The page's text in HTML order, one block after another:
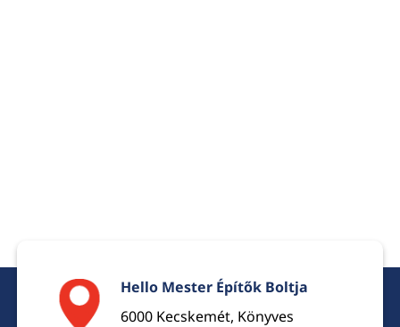
Hello Mester Építők Boltja
6000 Kecskemét, Könyves